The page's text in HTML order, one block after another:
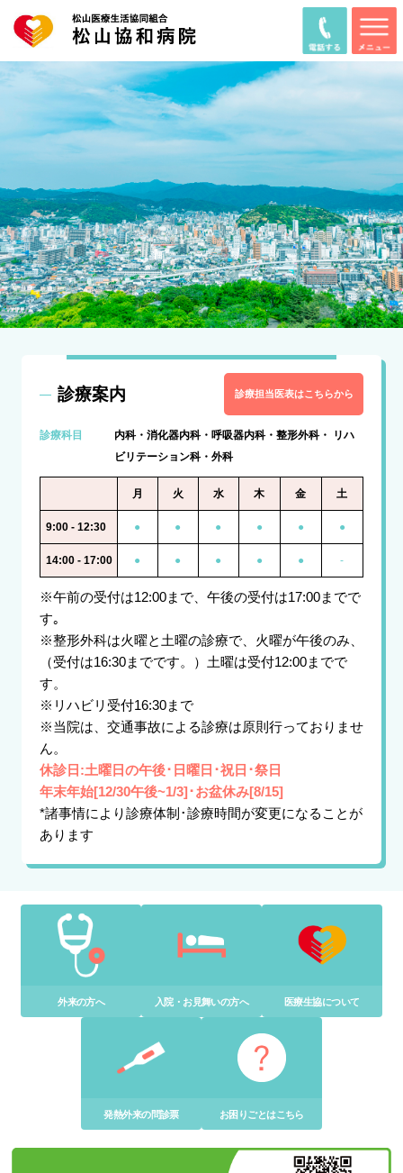
診療案内 診療担当医表はこちらから
診療科目 内科・消化器内科・呼吸器内科・整形外科・
ビリテーション科・外科
月 火 水 木 金 土
9:00 - 12:30 ● ● ● ● ● ●
14:00 - 17:00 ● ● ● ● ● -
※午前の受付は12:00まで、午後の受付は17:00までで
す｡
※整形外科は火曜と 土曜の診療で、火曜が午後のみ、
（受付は16:30までです。）土曜は受付12:00までで
す。
※リハビリ受付16:30まで
※当院は、交通事故による診療は原則行っておりませ
ん。
休診日:土曜日の午後･日曜日･祝日･祭日
年末年始[12/30午後~1/3]･お盆休み[8/15]
*諸事情により診療体制･診療時間が変更になることが
あります
外来の方へ 入院・お見舞いの方へ 医療生協について
発熱外来の問診票 お困りごとはこちら